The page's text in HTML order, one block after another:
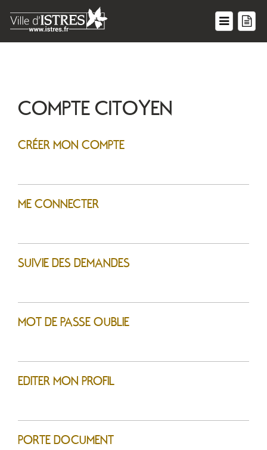
Ma
démarches
COMPTE CITOYEN
CRÉER MON COMPTE
ME CONNECTER
SUIVIE DES DEMANDES
MOT DE PASSE OUBLIE
EDITER MON PROFIL
PORTE DOCUMENT